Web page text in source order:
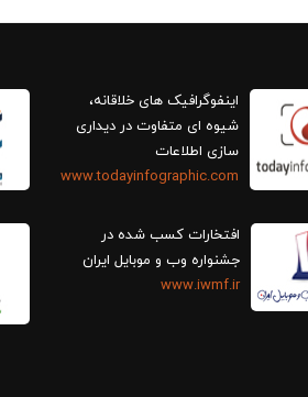
اینفوگرافیک های خلاقانه،
سازی اطلاعات
www.todayinfographic.com
افتخارات کسب شده در
جشنواره وب و موبایل ایران
www.iwmf.ir